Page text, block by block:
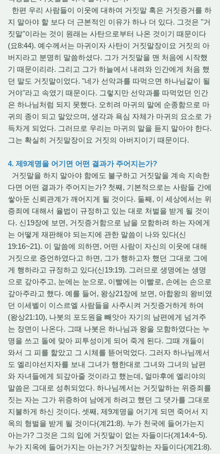
한편 우리 사람들이 이웃에 대하여 거짓말 혹은 거짓증거를 하
지 말아야 할 보다 더 근본적인 이유가 하나 더 있다. 그것은 "거
짓말"이라는 것이 원래는 사탄으로부터 나온 것이기 때문이다
(요8:44). 예수께서는 마귀이자 사탄이 거짓말장이요 거짓의 아
버지라고 분명히 말씀하셨다. 그가 거짓말을 맨 처음에 시작했
기 때문이리라. 그리고 그가 하늘에서 내려와 인간에게 처음 했
던 말도 거짓말이었다. "네가 선악과를 따먹으면 하나님같이 될
거야"라고 속였기 때문이다. 그렇지만 선악과를 따먹었던 인간
은 하나님처럼 되지 못했다. 오히려 마귀의 말에 순종함으로 마
귀의 종이 되고 말았으며, 생각과 욕심 자체가 마귀의 요소로 가
득차게 되었다. 그러므로 우리는 마귀의 말을 듣지 말아야 한다.
그는 확실히 거짓말장이요 거짓의 아버지이기 때문이다.
4. 제9계명을 어기면 어떤 결과가 주어지는가?
거짓말을 하지 말아야 함에도 불구하고 거짓말을 계속 지속한
다면 어떤 결과가 주어지는가? 첫째, 기본적으로는 사람들 간에
쌓아둔 신뢰관계가 깨어지게 될 것이다. 둘째, 이 세상에서는 위
증죄에 대해서 율법이 규정하고 있는 대로 처벌을 받게 될 것이
다. 신19장에 보면, 거짓증거함으로 남을 모함하려 하는 자에게
는 어떻게 재판해야 되는지에 관한 말씀이 나와 있다(신
19:16~21). 이 말씀에 의하면, 어떤 사람이 자신의 이웃에 대해
거짓으로 증언하였다고 하면, 그가 행하고자 했던 그대로 그에
게 행하라고 규정하고 있다(신19:19). 그러므로 생명에는 생명
으로 갚아주고, 눈에는 눈으로, 이빨에는 이빨로, 손에는 손으로
갚아주라고 했다. 예를 들어, 왕상21장에 보면, 아합왕의 왕비였
던 이세벨이 이스르엘 사람들을 사주시켜 거짓증거하게 하여
(왕상21:10), 나봇의 포도원을 빼앗아 자기의 남편에게 넘겨주
는 장면이 나온다. 그때 나봇은 하나님과 왕을 모함하였다는 누
명을 쓰고 돌에 맞아 피투성이게 되어 죽게 된다. 그때 개들이
와서 그 피를 핥았고 그 시체를 뜯어먹었다. 그러자 하나님께서
도 엘리야선지자를 보내 그녀가 행한대로 그녀와 그녀의 남편
와 자녀들에게 되갚아줄 것이라고 했는데, 얼마후에 엘리야의
말씀은 그대로 성취되었다. 하나님께서는 거짓말하는 위증죄를
짓는 자는 그가 위증하여 남에게 하려고 했던 그 댓가를 그대로
지불하게 하신 것이다. 셋째, 제9계명을 어기게 되면 죽어서 지
옥의 형벌을 받게 될 것이다(계21:8). 누가 천국에 들어가는지
아는가? 그것은 그의 입에 거짓말이 없는 자들이다(계14:4~5).
누가 지옥에 들어가지는 아는가? 거짓말하는 자들이다(계21:8).